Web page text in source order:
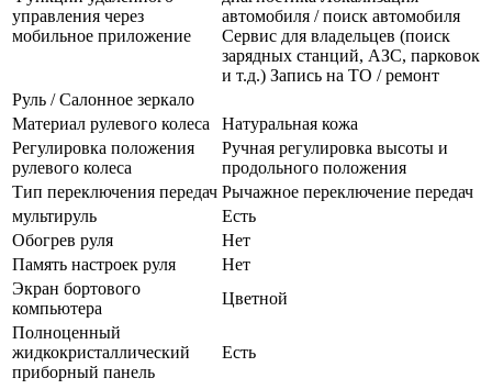
управления через
мобильное приложение
автомобиля / поиск автомобиля
Сервис для владельцев (поиск
зарядных станций, АЗС, парковок
и т.д.) Запись на ТО / ремонт
Руль / Салонное зеркало
Материал рулевого колеса
Натуральная кожа
Регулировка положения
рулевого колеса
Ручная регулировка высоты и
продольного положения
Тип переключения передач Рычажное переключение передач
мультируль
Есть
Обогрев руля
Нет
Память настроек руля
Нет
Экран бортового
компьютера
Цветной
Полноценный
жидкокристаллический
приборный панель
Есть